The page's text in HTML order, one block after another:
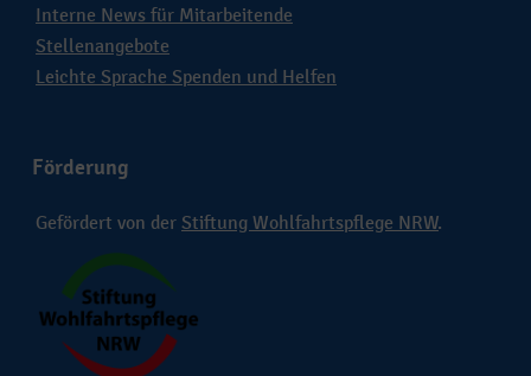
Interne News für Mitarbeitende
Stellenangebote
Leichte Sprache Spenden und Helfen
Förderung
Gefördert von der Stiftung Wohlfahrtspflege NRW.